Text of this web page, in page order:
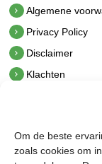
Om de beste
zoals cookies om
Algemene
Privacy Policy
Disclaimer
Klachten
hetindustriehuis B.V.
De Hoek 1 1601 MR